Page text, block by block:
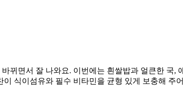
뀌면서 잘 나와요. 이번에는 흰쌀밥과 얼큰한 국
식이섬유와 필수 비타민을 균형 있게 보충해 주